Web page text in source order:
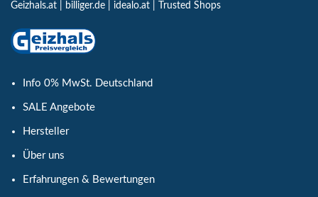
Geizhals.at billiger.de idealo.at Trusted Shops
Info 0% MwSt. Deutschland
SALE Angebote
Hersteller
Über uns
Erfahrungen & Bewertungen